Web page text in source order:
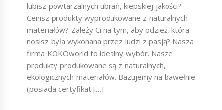
lubisz powtarzalnych ubrań, kiepskiej jakości?
Cenisz produkty wyprodukowane z naturalnych
materiałów? Zależy Ci na tym, aby odzież, która
nosisz była wykonana przez ludzi z pasją? Nasza
firma KOKOworld to idealny wybór. Nasze
produkty produkowane są z naturalnych,
ekologicznych materiałów. Bazujemy na bawełnie
(posiada certyfikat […]